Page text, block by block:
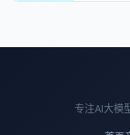
专注AI大模